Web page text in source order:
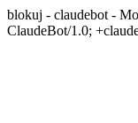
blokuj - claudebot -
ClaudeBot/1.0;